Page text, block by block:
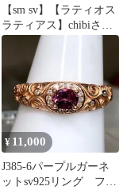
【sm sv】【ラティオス
ラティアス】chibiさん
美しいイラスト 2枚
¥ 11,000
J385-6パープルガーネ
ットsv925リング フリ